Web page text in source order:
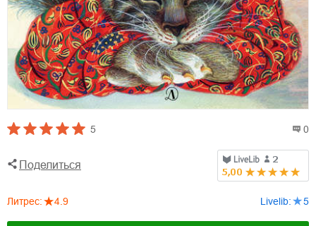
5 0
Поделиться
Литрес: 4.9 Livelib: 5